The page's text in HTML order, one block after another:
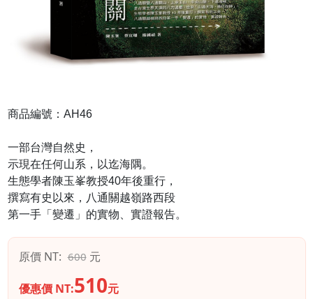
商品編號：AH46
一部台灣自然史，
示現在任何山系，以迄海隅。
生態學者陳玉峯教授40年後重行，
撰寫有史以來，八通關越嶺路西段
第一手「變遷」的實物、實證報告。
原價 NT: 600元
優惠價 NT:510元